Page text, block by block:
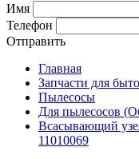
Имя
Телефон
Отправить
Главная
Запчасти для
Пылесосы
Для пылесосов
Всасывающий
11010069